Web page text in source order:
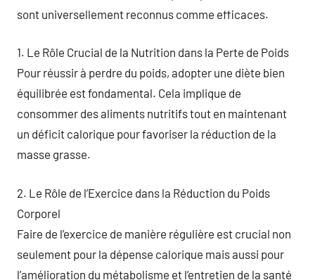
sont universellement reconnus comme efficaces.
1. Le Rôle Crucial de la Nutrition dans la Perte de Poids
Pour réussir à perdre du poids, adopter une diète bien
équilibrée est fondamental. Cela implique de
consommer des aliments nutritifs tout en maintenant
un déficit calorique pour favoriser la réduction de la
masse grasse.
2. Le Rôle de l’Exercice dans la Réduction du Poids
Corporel
Faire de l’exercice de manière régulière est crucial non
seulement pour la dépense calorique mais aussi pour
l’amélioration du métabolisme et l’entretien de la santé